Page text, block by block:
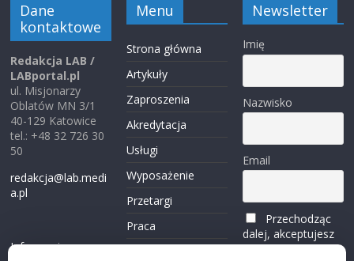
Dane
kontaktowe
Redakcja LAB /
LABportal.pl
ul. Misjonarzy
Oblatów MN 3/1
40-129 Katowice
tel.: +48 32 726 30
50
redakcja@lab.medi
a.pl
Informacje o
Menu
Strona główna
Artykuły
Zaproszenia
Akredytacja
Usługi
Wyposażenie
Przetargi
Praca
Newsletter
Imię
Nazwisko
Email
Przechodząc
dalej, akceptujesz
politykę